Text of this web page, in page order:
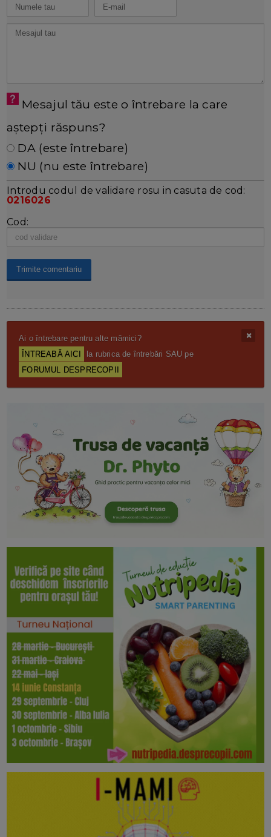
Mesajul tău este o întrebare la care
aștepți răspuns?
DA (este întrebare)
NU (nu este întrebare)
Introdu codul de validare rosu in casuta de cod:
0216026
Cod:
Ai o întrebare pentru alte mămici?
ÎNTREABĂ AICI
la rubrica de întrebări SAU pe
FORUMUL DESPRECOPII